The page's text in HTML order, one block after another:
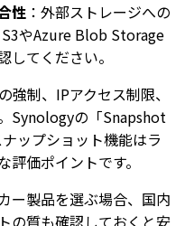
性 ：外部ストレージへの
S3やAzure Blob Storage
してください。
強制、IPアクセス制限、
Synologyの「Snapshot
ップショット機能はラ
価ポイントです。
ー製品を選ぶ場合、国内